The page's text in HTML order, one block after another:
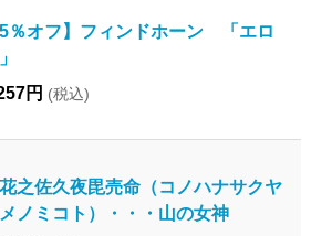
5％オフ】フィンドホーン 「エロ
円 (税込)
之佐久夜毘売命（コノハナサクヤ
ノミコト）・・・山の女神